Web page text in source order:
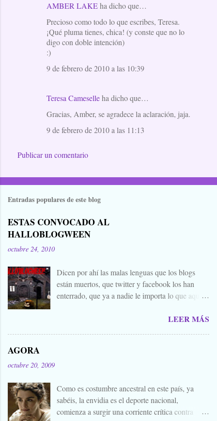
AMBER LAKEha dicho que…
Precioso como todo lo que escribes, Teresa.
¡Qué pluma tienes, chica! (y conste que no lo
digo con doble intención)
:)
9 de febrero de 2010 a las 10:39
Teresa Cameselleha dicho que…
Gracias, Amber, se agradece la aclaración, jaja.
9 de febrero de 2010 a las 11:13
Publicar un comentario
Entradas populares de este blog
ESTAS CONVOCADO AL
HALLOBLOGWEEN
octubre 24, 2010
Dicen por ahí las malas lenguas que los blogs
están muertos, que twitter y facebook los han
enterrado, que ya a nadie le importa lo que aquí
levantar nuestros blogs, sean vivos, muertos, o
convoco a todos, amigos, conocidos, amigos de
amigos, blogueros en general. Cuéntanos tu
historia para morirnos de miedo este largo fin de
LEER MÁS
AGORA
octubre 20, 2009
Como es costumbre ancestral en este país, ya
sabéis, la envidia es el deporte nacional,
comienza a surgir una corriente crítica contra